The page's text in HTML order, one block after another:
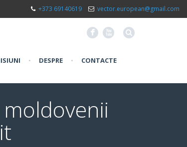
+373 69140619 vector.european@gmail.com
F X
• DESPRE • CONTACTE